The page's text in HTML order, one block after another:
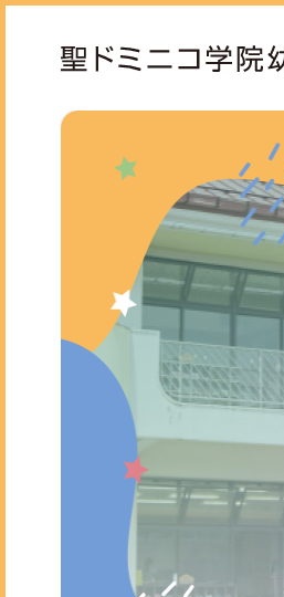
ドミニコの魅
園長ごあいさつ
教育方針と沿革